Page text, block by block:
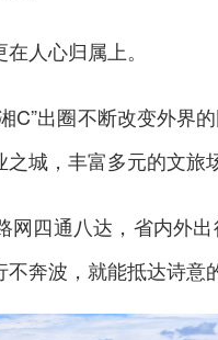
人心归属上。
C”出圈不断改变外界
城，丰富多元的文旅
网四通八达，省内外
奔波，就能抵达诗意